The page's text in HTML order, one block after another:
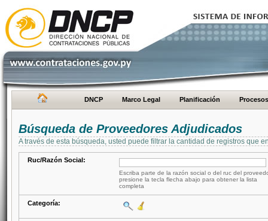
DNCP Marco Legal Planificación Procesos
Búsqueda de Proveedores Adjudicados
A través de esta búsqueda, usted puede filtrar la cantidad de registros que
Ruc/Razón Social:
Escriba parte de la razón social o del ruc del
presione la tecla flecha abajo para obtener la lista
completa
Categoría: